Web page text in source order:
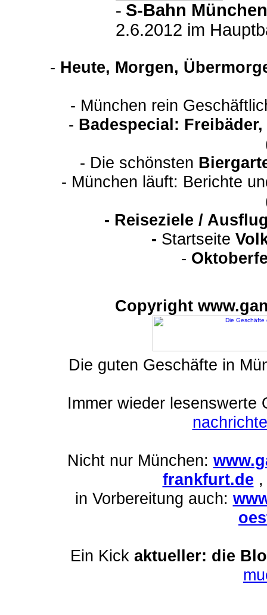
- S-Bahn München
2.6.2012 im
- Heute, Morgen,
- München rein
- Badespecial:
- Die schönsten
- München läuft: Berichte
- Reiseziele /
- Startseite
-
Copyright
Die guten Geschäfte in
Immer wieder lesenswerte
Nicht nur München:
frankfurt.de
in Vorbereitung auch:
Ein Kick aktueller: die